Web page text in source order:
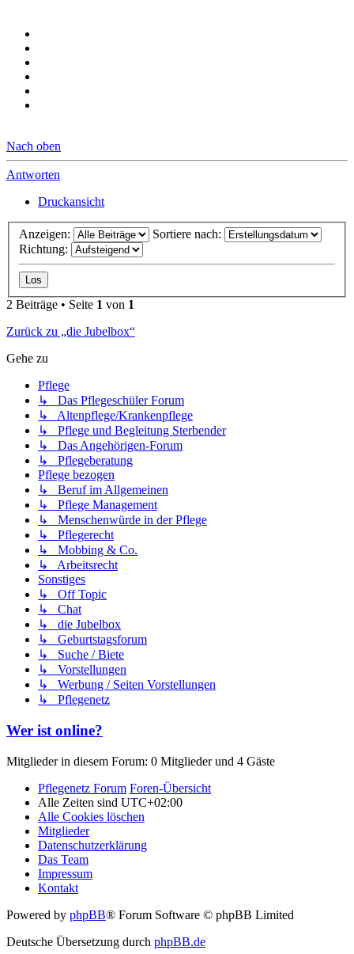
Nach oben
Antworten
Druckansicht
Anzeigen:
Sortiere nach:
Richtung:
2 Beiträge • Seite 1 von 1
Zurück zu „die Jubelbox“
Gehe zu
Pflege
↳ Das Pflegeschüler Forum
↳ Altenpflege/Krankenpflege
↳ Pflege und Begleitung Sterbender
↳ Das Angehörigen-Forum
↳ Pflegeberatung
Pflege bezogen
↳ Beruf im Allgemeinen
↳ Pflege Management
↳ Menschenwürde in der Pflege
↳ Pflegerecht
↳ Mobbing & Co.
↳ Arbeitsrecht
Sonstiges
↳ Off Topic
↳ Chat
↳ die Jubelbox
↳ Geburtstagsforum
↳ Suche / Biete
↳ Vorstellungen
↳ Werbung / Seiten Vorstellungen
↳ Pflegenetz
Wer ist online?
Mitglieder in diesem Forum: 0 Mitglieder und 4 Gäste
Pflegenetz Forum Foren-Übersicht
Alle Zeiten sind UTC+02:00
Alle Cookies löschen
Mitglieder
Datenschutzerklärung
Das Team
Impressum
Kontakt
Powered by phpBB® Forum Software © phpBB Limited
Deutsche Übersetzung durch phpBB.de